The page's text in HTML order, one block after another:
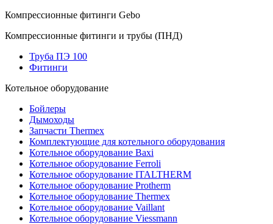
Компрессионные фитинги Gebo
Компрессионные фитинги и трубы (ПНД)
Труба ПЭ 100
Фитинги
Котельное оборудование
Бойлеры
Дымоходы
Запчасти Thermex
Комплектующие для котельного оборудования
Котельное оборудование Baxi
Котельное оборудование Ferroli
Котельное оборудование ITALTHERM
Котельное оборудование Protherm
Котельное оборудование Thermex
Котельное оборудование Vaillant
Котельное оборудование Viessmann